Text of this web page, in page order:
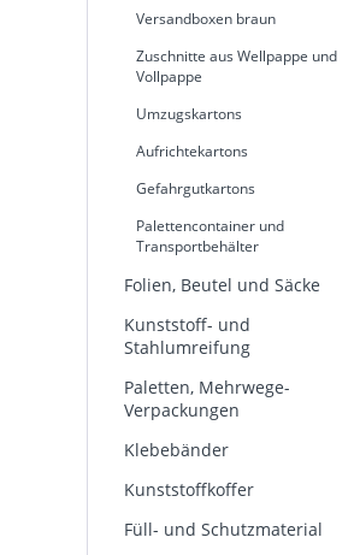
Versandboxen braun
Zuschnitte aus Wellpappe und
Vollpappe
Umzugskartons
Aufrichtekartons
Gefahrgutkartons
Palettencontainer und
Transportbehälter
Folien, Beutel und Säcke
Kunststoff- und
Stahlumreifung
Paletten, Mehrwege-
Verpackungen
Klebebänder
Kunststoffkoffer
Füll- und Schutzmaterial